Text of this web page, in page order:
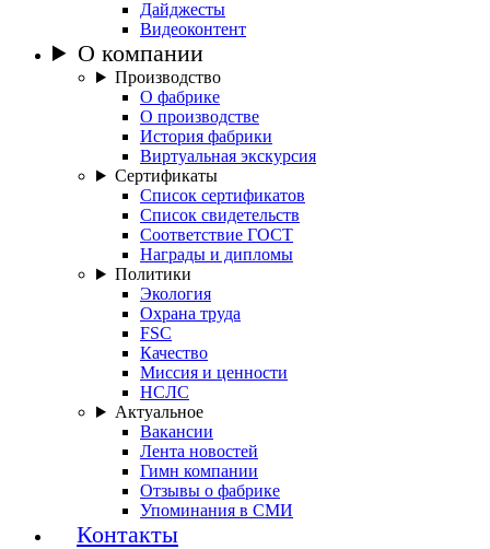
Дайджесты
Видеоконтент
О компании
Производство
О фабрике
О производстве
История фабрики
Виртуальная экскурсия
Сертификаты
Список сертификатов
Список свидетельств
Соответствие ГОСТ
Награды и дипломы
Политики
Экология
Охрана труда
FSC
Качество
Миссия и ценности
НСЛС
Актуальное
Вакансии
Лента новостей
Гимн компании
Отзывы о фабрике
Упоминания в СМИ
Контакты